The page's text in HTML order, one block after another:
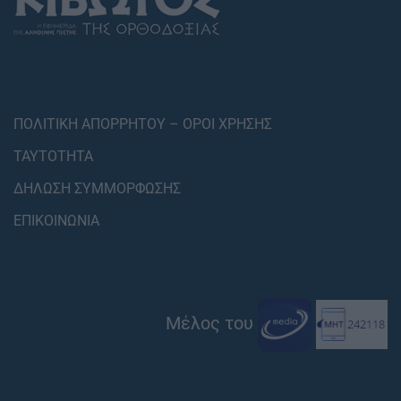
ΠΟΛΙΤΙΚΗ ΑΠΟΡΡΗΤΟΥ – ΟΡΟΙ ΧΡΗΣΗΣ
ΤΑΥΤΟΤΗΤΑ
ΔΗΛΩΣΗ ΣΥΜΜΟΡΦΩΣΗΣ
ΕΠΙΚΟΙΝΩΝΙΑ
Μέλος του